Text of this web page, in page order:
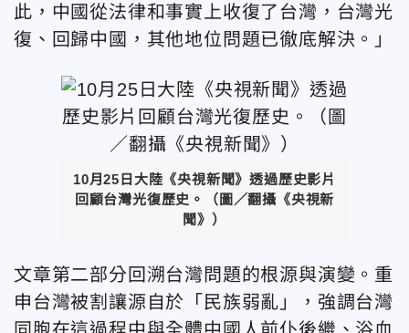
此，中國從法律和事實上收復了台灣，台灣光
復、回歸中國，其他地位問題已徹底解決。」
10月25日大陸《央視新聞》透過歷史影片
回顧台灣光復歷史。（ 圖／翻攝《央視新
聞》 ）
文章第二部分回溯台灣問題的根源與演變。重
申台灣被割讓源自於「民族弱亂」，強調台灣
同胞在這過程中與全體中國人前仆後繼、浴血